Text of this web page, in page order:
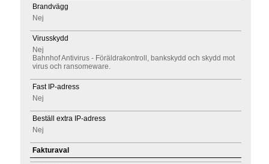
Brandvägg
Nej
Virusskydd
Nej
Bahnhof Antivirus - Föräldrakontroll, bankskydd och skydd mot
virus och ransomeware.
Fast IP-adress
Nej
Beställ extra IP-adress
Nej
Fakturaval